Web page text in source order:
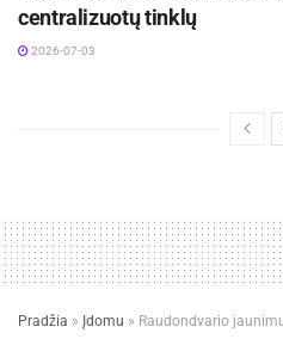
centralizuotų tinklų
2026-07-03
Pradžia » Įdomu » Raudondvario